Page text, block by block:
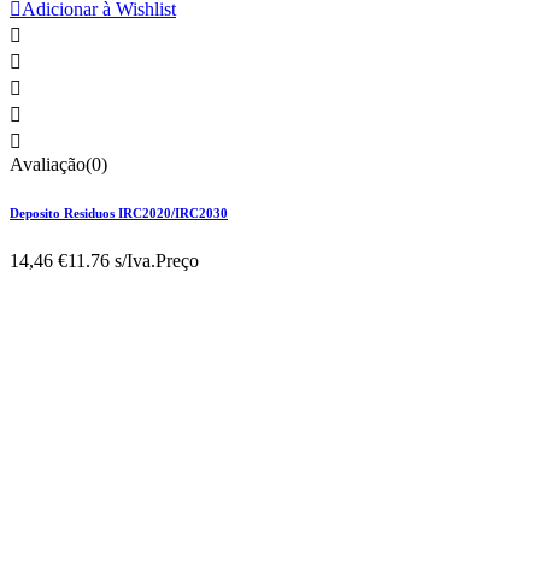
Adicionar à Wishlist





Avaliação(0)
Deposito Residuos IRC2020/IRC2030
14,46 €11.76 s/Iva.Preço